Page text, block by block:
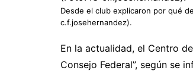
Desde el club explicaron por qué
c.f.josehernandez).
En la actualidad, el Centro
Consejo Federal”, según se